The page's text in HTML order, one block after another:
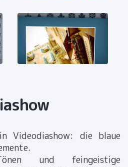
Videodiashow: die blaue
und feingeistige